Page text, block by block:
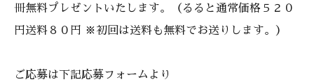
冊無料プレゼントいたします。（るると通常価格５２０
円送料８０円 ※初回は送料も無料でお送りします。）
ご応募は下記応募フォームより